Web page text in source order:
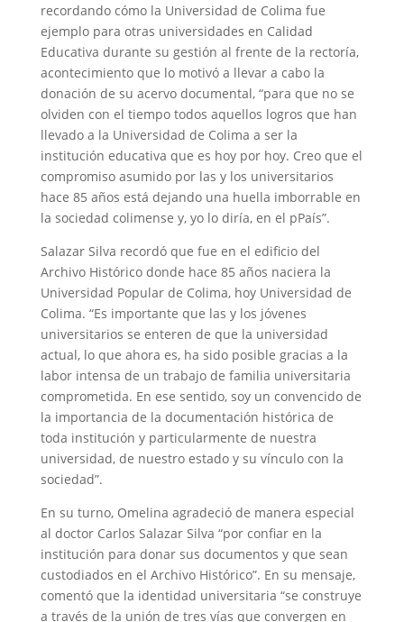
recordando cómo la Universidad de Colima fue
ejemplo para otras universidades en Calidad
Educativa durante su gestión al frente de la rectoría,
acontecimiento que lo motivó a llevar a cabo la
donación de su acervo documental, “para que no se
olviden con el tiempo todos aquellos logros que han
llevado a la Universidad de Colima a ser la
institución educativa que es hoy por hoy. Creo que el
compromiso asumido por las y los universitarios
hace 85 años está dejando una huella imborrable en
la sociedad colimense y, yo lo diría, en el pPaís”.
Salazar Silva recordó que fue en el edificio del
Archivo Histórico donde hace 85 años naciera la
Universidad Popular de Colima, hoy Universidad de
Colima. “Es importante que las y los jóvenes
universitarios se enteren de que la universidad
actual, lo que ahora es, ha sido posible gracias a la
labor intensa de un trabajo de familia universitaria
comprometida. En ese sentido, soy un convencido de
la importancia de la documentación histórica de
toda institución y particularmente de nuestra
universidad, de nuestro estado y su vínculo con la
sociedad”.
En su turno, Omelina agradeció de manera especial
al doctor Carlos Salazar Silva “por confiar en la
institución para donar sus documentos y que sean
custodiados en el Archivo Histórico”. En su mensaje,
comentó que la identidad universitaria “se construye
a través de la unión de tres vías que convergen en